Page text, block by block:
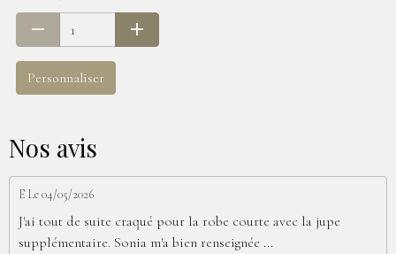
Personnaliser
Nos avis
E Le 04/05/2026
J'ai tout de suite craqué pour la robe courte avec la jupe
supplémentaire. Sonia m'a bien renseignée ...